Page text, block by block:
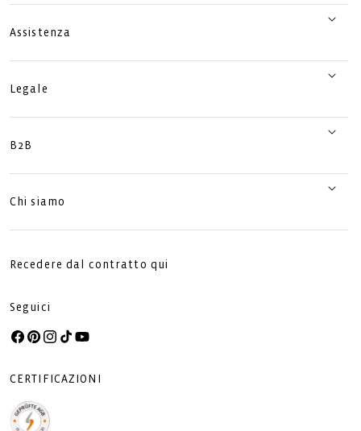
Assistenza
Legale
B2B
Chi siamo
Recedere dal contratto qui
Seguici
Facebook
Pinterest
Instagram
TikTokYouTube
CERTIFICAZIONI